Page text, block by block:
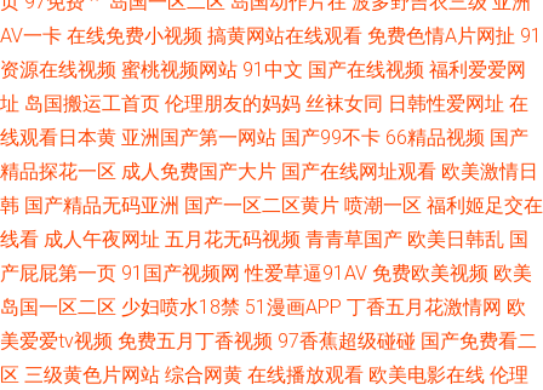
AV一卡 在线免费小视频 搞黄网站在线观看 免费色情A片网扯 91
资源在线视频 蜜桃视频网站 91中文 国产在线视频 福利爱爱网
址 岛国搬运工首页 伦理朋友的妈妈 丝袜女同 日韩性爱网址 在
线观看日本黄 亚洲国产第一网站 国产99不卡 66精品视频 国产
精品探花一区 成人免费国产大片 国产在线网址观看 欧美激情日
韩 国产精品无码亚洲 国产一区二区黄片 喷潮一区 福利姬足交在
线看 成人午夜网址 五月花无码视频 青青草国产 欧美日韩乱 国
产屁屁第一页 91国产视频网 性爱草逼91AV 免费欧美视频 欧美
岛国一区二区 少妇喷水18禁 51漫画APP 丁香五月花激情网 欧
美爱爱tv视频 免费五月丁香视频 97香蕉超级碰碰 国产免费看二
区 三级黄色片网站 综合网黄 在线播放观看 欧美电影在线 伦理